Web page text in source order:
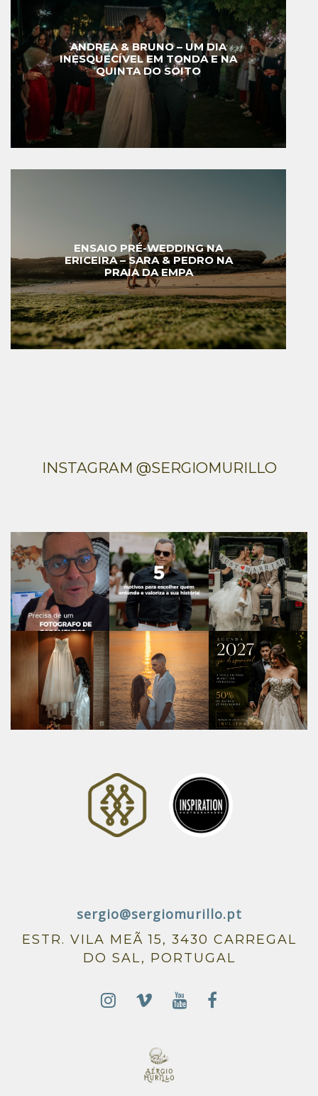
ANDREA & BRUNO – UM DIA
INESQUECÍVEL EM TONDA E NA
QUINTA DO SOITO
ENSAIO PRÉ-WEDDING NA
ERICEIRA – SARA & PEDRO NA
PRAIA DA EMPA
INSTAGRAM @SERGIOMURILLO
sergio@sergiomurillo.pt
ESTR. VILA MEÃ 15, 3430 CARREGAL
DO SAL, PORTUGAL